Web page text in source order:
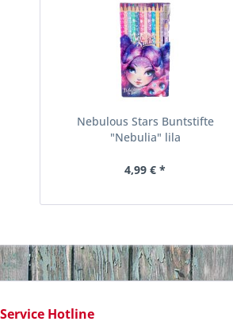
Nebulous Stars Buntstifte
"Nebulia" lila
4,99 € *
Service Hotline